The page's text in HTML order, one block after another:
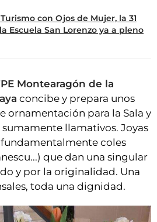
con Ojos de Mujer, la 31
Escuela San Lorenzo ya a pleno
Montearagón de la
concibe y prepara unos
ornamentación para la Sala y
llamativos. Joyas
fundamentalmente coles
que dan una singular
y por la originalidad. Una
toda una dignidad.